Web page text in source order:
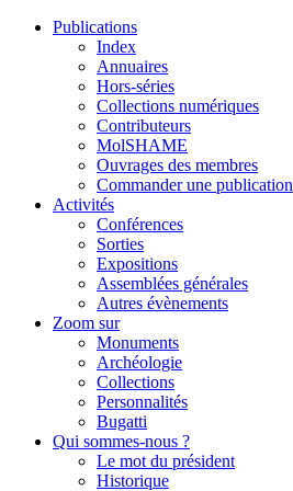
Publications
Index
Annuaires
Hors-séries
Collections numériques
Contributeurs
MolSHAME
Ouvrages des membres
Commander une publication
Activités
Conférences
Sorties
Expositions
Assemblées générales
Autres évènements
Zoom sur
Monuments
Archéologie
Collections
Personnalités
Bugatti
Qui sommes-nous ?
Le mot du président
Historique